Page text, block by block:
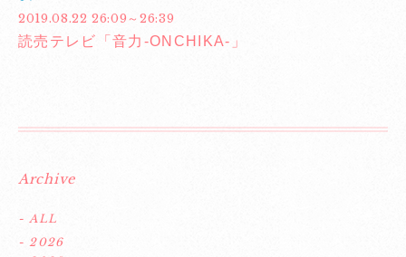
2019.08.22 26:09～26:39
読売テレビ「音力-ONCHIKA-」
Archive
- ALL
- 2026